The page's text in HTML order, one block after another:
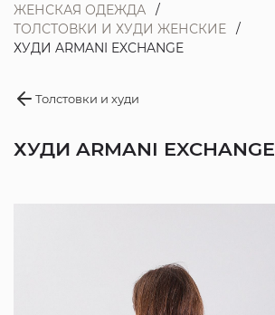
ЖЕНСКАЯ ОДЕЖДА
ТОЛСТОВКИ И ХУДИ ЖЕНСКИЕ
ХУДИ ARMANI EXCHANGE
Толстовки и худи
ХУДИ ARMANI EXCHANGE